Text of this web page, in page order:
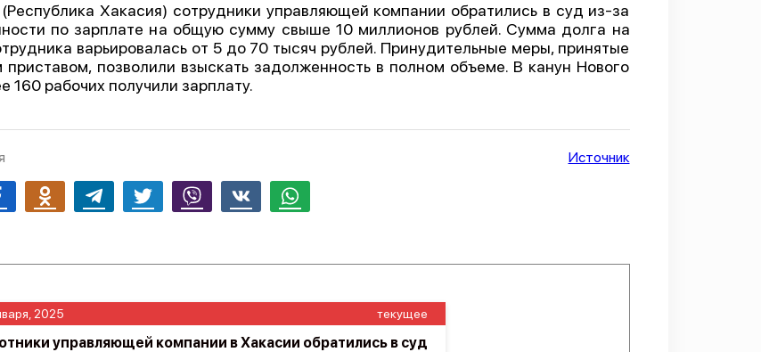
Хакасия) сотрудники управляющей компании обратились в суд из-за
по зарплате на общую сумму свыше 10 миллионов рублей. Сумма долга на
варьировалась от 5 до 70 тысяч рублей. Принудительные меры, принятые
позволили взыскать задолженность в полном объеме. В канун Нового
160 рабочих получили зарплату.
OdnoklassnikiTelegram Twitter Viber Whatsapp
Источник
2025 текущее
управляющей компании в Хакасии обратились в суд